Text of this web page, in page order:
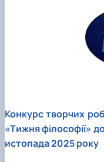
Конкурс творчих
«Тижня філософії»
истопада 2025 року